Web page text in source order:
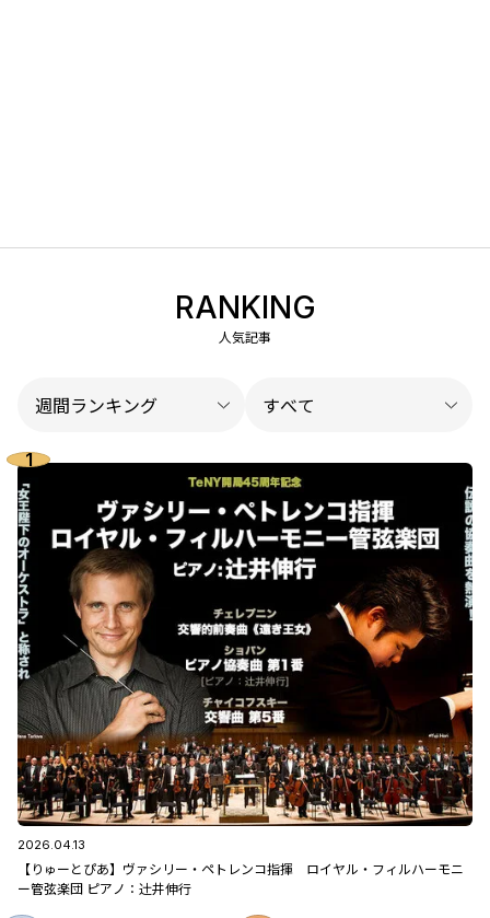
RANKING
人気記事
2026.04.13
【りゅーとぴあ】ヴァシリー・ペトレンコ指揮 ロイヤル・フィルハーモニ
ー管弦楽団 ピアノ：辻󠄀井伸行